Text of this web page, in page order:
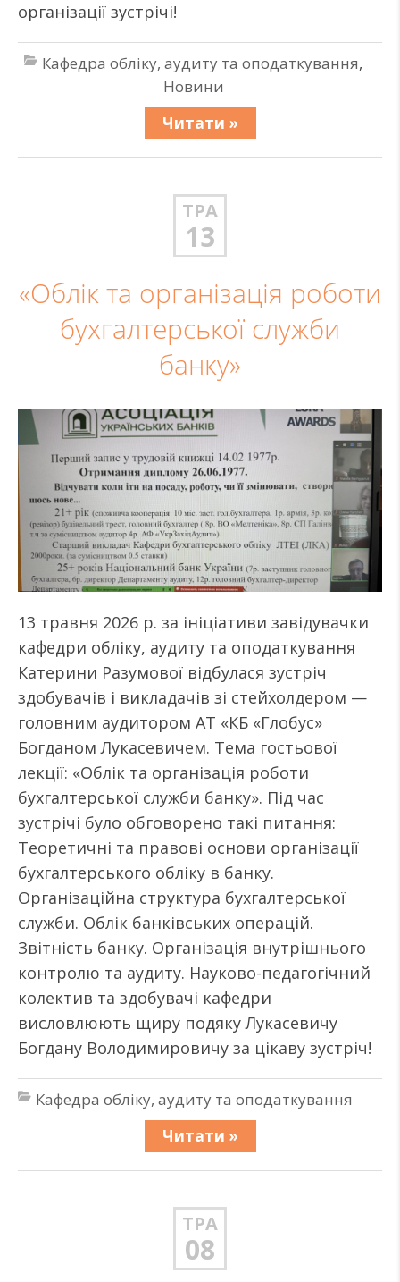
організації зустрічі!
Кафедра обліку, аудиту та оподаткування,
Новини
Читати »
ТРА
13
«Облік та організація роботи
бухгалтерської служби
банку»
13 травня 2026 р. за ініціативи завідувачки
кафедри обліку, аудиту та оподаткування
Катерини Разумової відбулася зустріч
здобувачів і викладачів зі стейхолдером —
головним аудитором АТ «КБ «Глобус»
Богданом Лукасевичем. Тема гостьової
лекції: «Облік та організація роботи
бухгалтерської служби банку». Під час
зустрічі було обговорено такі питання:
Теоретичні та правові основи організації
бухгалтерського обліку в банку.
Організаційна структура бухгалтерської
служби. Облік банківських операцій.
Звітність банку. Організація внутрішнього
контролю та аудиту. Науково-педагогічний
колектив та здобувачі кафедри
висловлюють щиру подяку Лукасевичу
Богдану Володимировичу за цікаву зустріч!
Кафедра обліку, аудиту та оподаткування
Читати »
ТРА
08